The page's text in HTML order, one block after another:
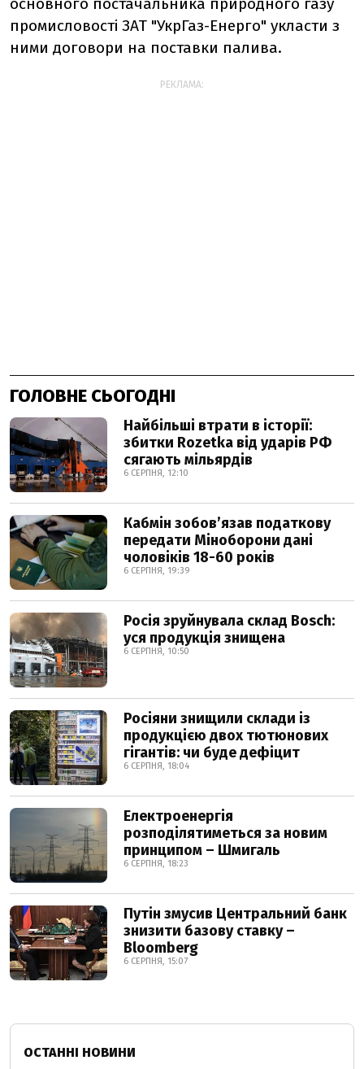
промисловості ЗАТ "УкрГаз-Енерго" укласти з
ними договори на поставки палива.
РЕКЛАМА:
ГОЛОВНЕ СЬОГОДНІ
Найбільші втрати в історії:
збитки Rozetka від ударів РФ
сягають мільярдів
6 СЕРПНЯ, 12:10
Кабмін зобовʼязав податкову
передати Міноборони дані
чоловіків 18-60 років
6 СЕРПНЯ, 19:39
Росія зруйнувала склад Bosch:
уся продукція знищена
6 СЕРПНЯ, 10:50
Росіяни знищили склади із
продукцією двох тютюнових
гігантів: чи буде дефіцит
6 СЕРПНЯ, 18:04
Електроенергія
розподілятиметься за новим
принципом – Шмигаль
6 СЕРПНЯ, 18:23
Путін змусив Центральний банк
знизити базову ставку –
Bloomberg
6 СЕРПНЯ, 15:07
ОСТАННІ НОВИНИ